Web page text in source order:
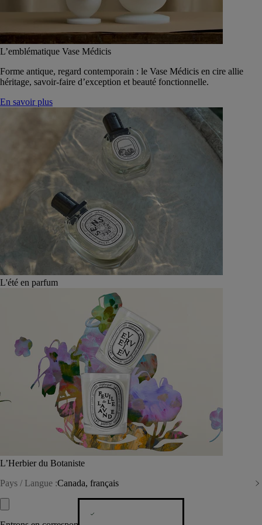
L’emblématique Vase Médicis
Forme antique, regard contemporain : le Vase Médicis en cire allie
héritage, savoir-faire d’exception et beauté fonctionnelle.
En savoir plus
L'été en parfum
L’Herbier du Botaniste
Pays / Langue :Canada, français